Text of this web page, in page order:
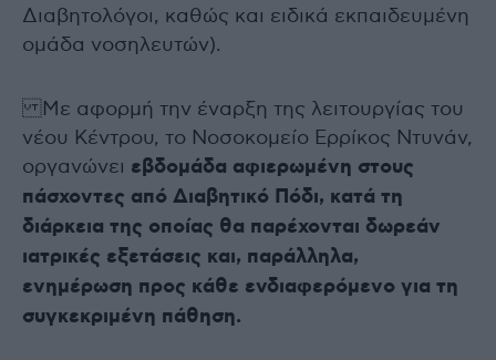
Διαβητολόγοι, καθώς και ειδικά εκπαιδευμένη
ομάδα νοσηλευτών).
Με αφορμή την έναρξη της λειτουργίας του
νέου Κέντρου, το Νοσοκομείο Ερρίκος Ντυνάν,
οργανώνει εβδομάδα αφιερωμένη στους
πάσχοντες από Διαβητικό Πόδι, κατά τη
διάρκεια της οποίας θα παρέχονται δωρεάν
ιατρικές εξετάσεις και, παράλληλα,
ενημέρωση προς κάθε ενδιαφερόμενο για τη
συγκεκριμένη πάθηση.